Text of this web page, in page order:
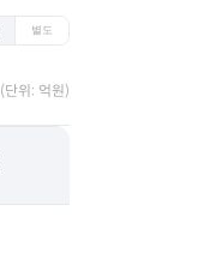
별도
(단위: 억원)